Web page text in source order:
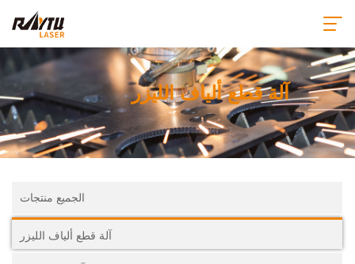
آلة قطع ألياف الليزر
الجميع منتجات
آلة قطع ألياف الليزر